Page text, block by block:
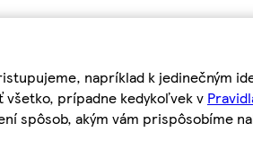
napríklad k jedinečným
všetko, prípadne kedykoľvek v
spôsob, akým vám prispôsobíme